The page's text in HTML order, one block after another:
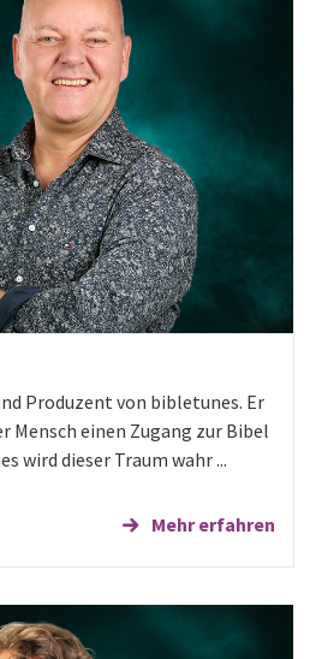
Produzent von bibletunes. Er
Mensch einen Zugang zur Bibel
wird dieser Traum wahr ...
Mehr erfahren